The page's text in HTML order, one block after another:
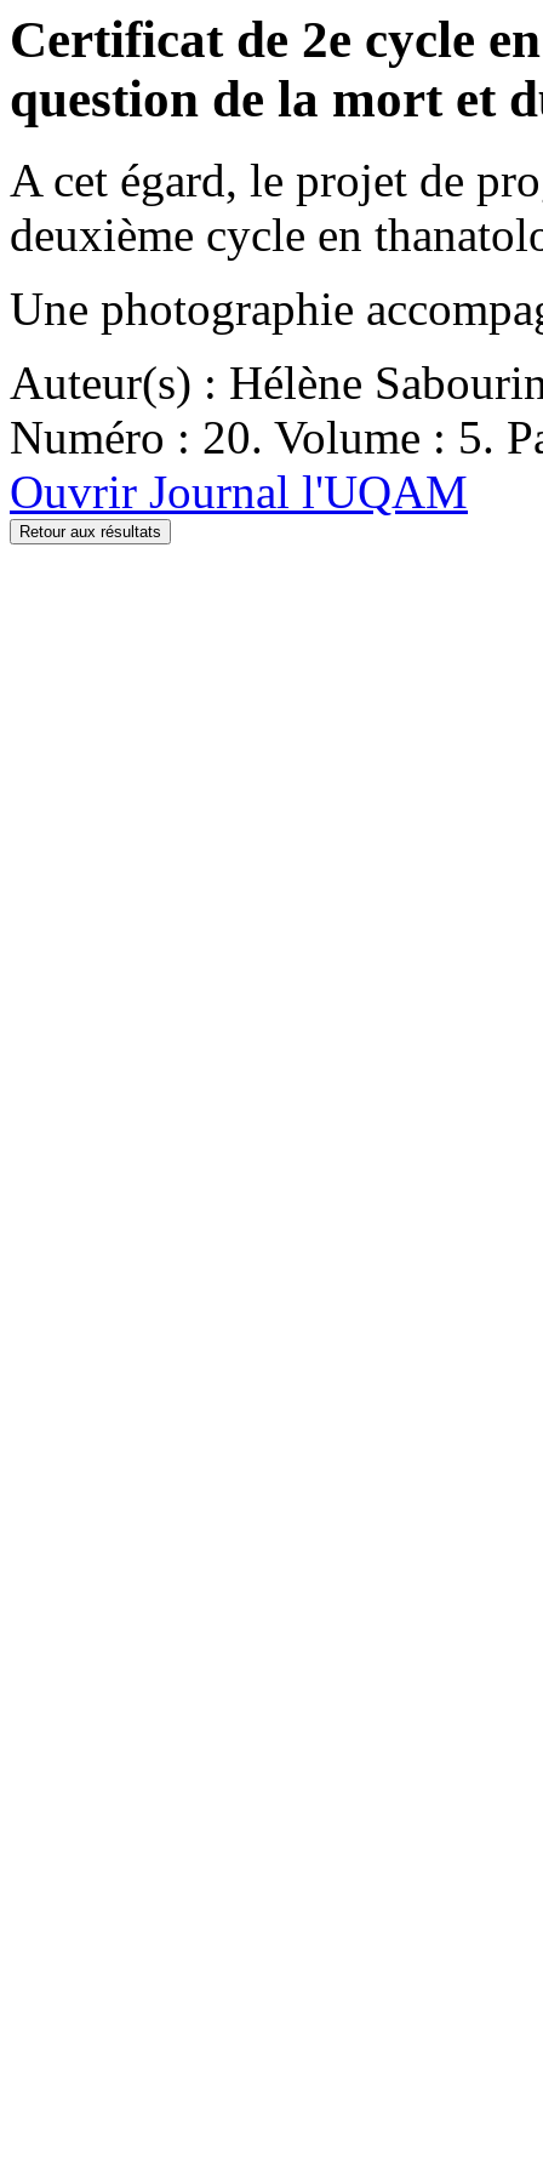
Certificat de 2e cycle
question de la mort et
A cet égard, le projet de
deuxième cycle en
Une photographie
Auteur(s) : Hélène
Numéro : 20. Volume : 5.
Ouvrir Journal l'UQAM
Retour aux résultats